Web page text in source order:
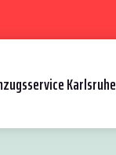
Karlsruhe